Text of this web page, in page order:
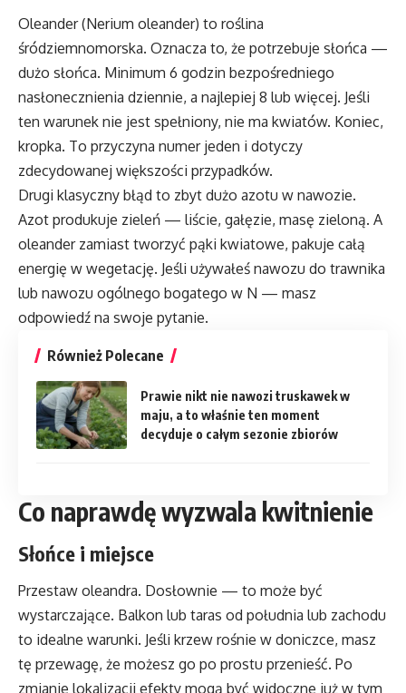
Oleander (Nerium oleander) to roślina
śródziemnomorska. Oznacza to, że potrzebuje słońca —
dużo słońca. Minimum 6 godzin bezpośredniego
nasłonecznienia dziennie, a najlepiej 8 lub więcej. Jeśli
ten warunek nie jest spełniony, nie ma kwiatów. Koniec,
kropka. To przyczyna numer jeden i dotyczy
zdecydowanej większości przypadków.
Drugi klasyczny błąd to zbyt dużo azotu w nawozie.
Azot produkuje zieleń — liście, gałęzie, masę zieloną. A
oleander zamiast tworzyć pąki kwiatowe, pakuje całą
energię w wegetację. Jeśli używałeś nawozu do trawnika
lub nawozu ogólnego bogatego w N — masz
odpowiedź na swoje pytanie.
Również Polecane
Prawie nikt nie nawozi truskawek w
maju, a to właśnie ten moment
decyduje o całym sezonie zbiorów
Co naprawdę wyzwala kwitnienie
Słońce i miejsce
Przestaw oleandra. Dosłownie — to może być
wystarczające. Balkon lub taras od południa lub zachodu
to idealne warunki. Jeśli krzew rośnie w doniczce, masz
tę przewagę, że możesz go po prostu przenieść. Po
zmianie lokalizacji efekty mogą być widoczne już w tym